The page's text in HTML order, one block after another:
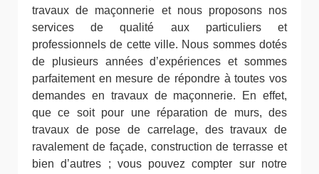
travaux de maçonnerie et nous proposons nos
services de qualité aux particuliers et
professionnels de cette ville. Nous sommes dotés
de plusieurs années d’expériences et sommes
parfaitement en mesure de répondre à toutes vos
demandes en travaux de maçonnerie. En effet,
que ce soit pour une réparation de murs, des
travaux de pose de carrelage, des travaux de
ravalement de façade, construction de terrasse et
bien d’autres ; vous pouvez compter sur notre